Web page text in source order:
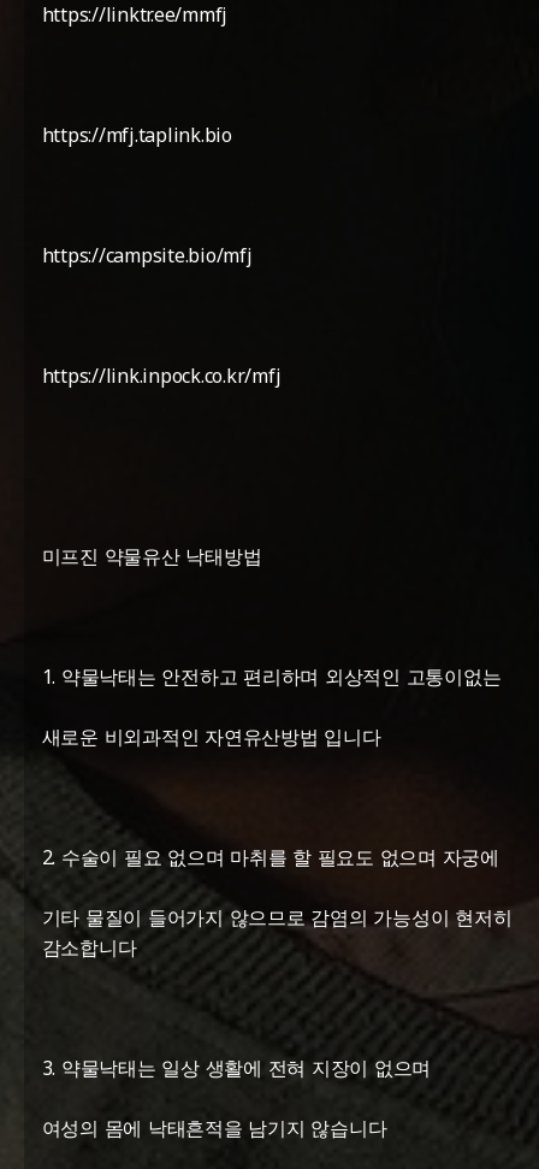
https://linktr.ee/mmfj
https://mfj.taplink.bio
https://campsite.bio/mfj
https://link.inpock.co.kr/mfj
미프진 약물유산 낙태방법
1. 약물낙태는 안전하고 편리하며 외상적인 고통이없는
새로운 비외과적인 자연유산방법 입니다
2. 수술이 필요 없으며 마취를 할 필요도 없으며 자궁에
기타 물질이 들어가지 않으므로 감염의 가능성이 현저히
감소합니다
3. 약물낙태는 일상 생활에 전혀 지장이 없으며
여성의 몸에 낙태흔적을 남기지 않습니다